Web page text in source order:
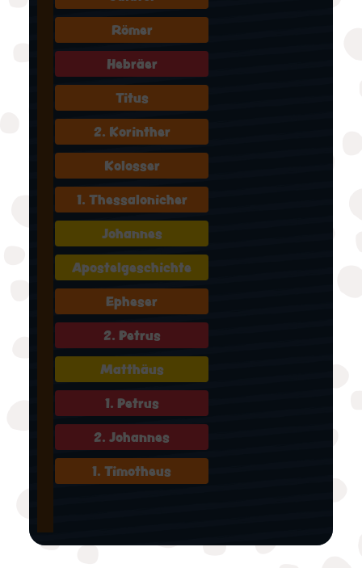
Römer
Hebräer
Titus
2. Korinther
Kolosser
1. Thessalonicher
Johannes
Apostelgeschichte
Epheser
2. Petrus
Matthäus
1. Petrus
2. Johannes
1. Timotheus